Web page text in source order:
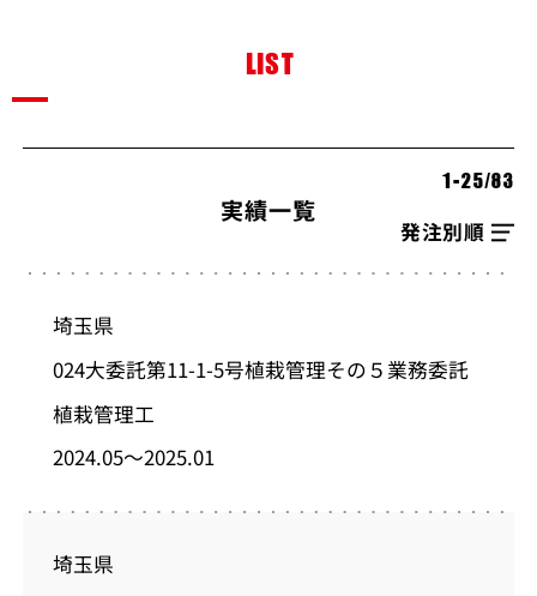
LIST
1-25/83
並び順を選択
実績一覧
埼玉県
024大委託第11-1-5号植栽管理その５業務委託
植栽管理工
2024.05～2025.01
埼玉県